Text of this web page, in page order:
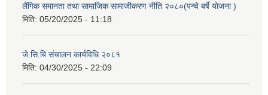
लैंगिक समानता तथा सामाजिक सामाजीकरण नीति २०८०(पन्चे बर्षे योजना )
मिति: 05/20/2025 - 11:18
जे.सि.बि संचालन कार्यविधि २०८१
मिति: 04/30/2025 - 22:09